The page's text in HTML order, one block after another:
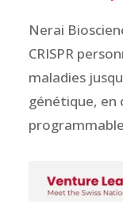
Nerai
CRISPR
maladies
génétique, en